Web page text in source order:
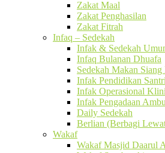
Zakat Maal
Zakat Penghasilan
Zakat Fitrah
Infaq – Sedekah
Infak & Sedekah
Infaq Bulanan Dhuafa
Sedekah Makan
Infak Pendidikan
Infak Operasional
Infak Pengadaan
Daily Sedekah
Berlian (Berbagi
Wakaf
Wakaf Masjid Daarul